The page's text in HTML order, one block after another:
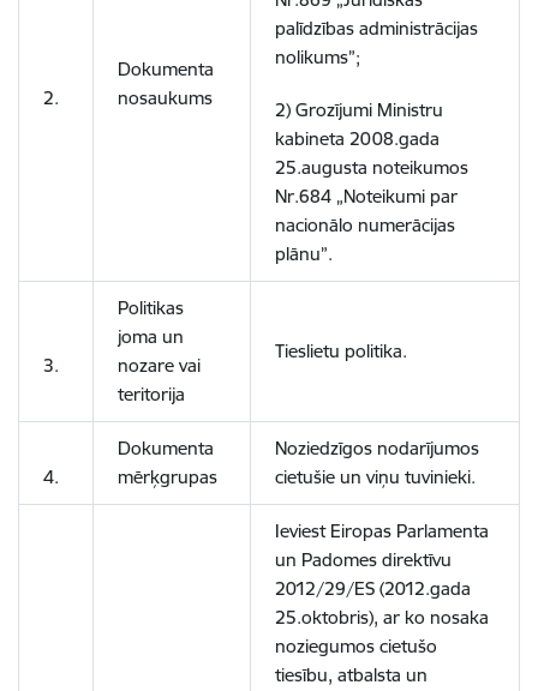
2.
Dokumenta
nosaukums
palīdzības administrācijas
nolikums”;
2) Grozījumi Ministru
kabineta 2008.gada
25.augusta noteikumos
Nr.684 „Noteikumi par
nacionālo numerācijas
plānu”.
3.
Politikas
joma un
nozare vai
teritorija
Tieslietu politika.
4.
Dokumenta
mērķgrupas
Noziedzīgos nodarījumos
cietušie un viņu tuvinieki.
Ieviest Eiropas Parlamenta
un Padomes direktīvu
2012/29/ES (2012.gada
25.oktobris), ar ko nosaka
noziegumos cietušo
tiesību, atbalsta un